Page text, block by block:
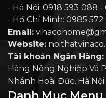
- Hà Nội: 0918 593 088
- Hồ Chí Minh: 0985 572
Email:
Website:
Tài khoản Ngân Hàng:
Hàng Nông Nghiệp Và
Nhánh Hoài Đức, Hà Nội.